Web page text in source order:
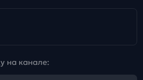
на канале: